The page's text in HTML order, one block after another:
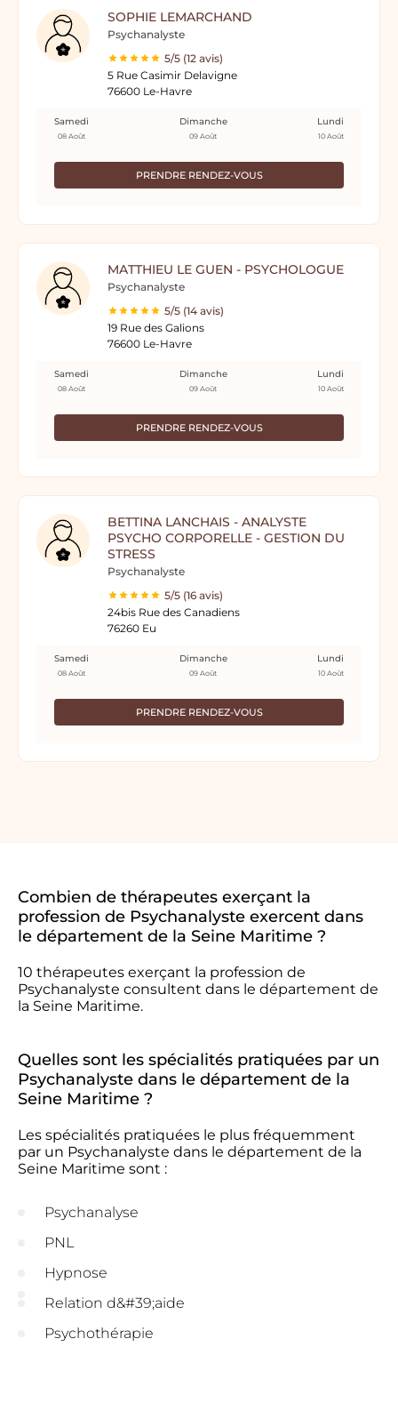
SOPHIE LEMARCHAND
Psychanalyste
5/5 (12 avis)
5 Rue Casimir Delavigne
76600 Le-Havre
PRENDRE RENDEZ-VOUS
Samedi
08 Août
Dimanche
09 Août
Lundi
10 Août
MATTHIEU LE GUEN - PSYCHOLOGUE
Psychanalyste
5/5 (14 avis)
19 Rue des Galions
76600 Le-Havre
PRENDRE RENDEZ-VOUS
Samedi
08 Août
Dimanche
09 Août
Lundi
10 Août
BETTINA LANCHAIS - ANALYSTE
PSYCHO CORPORELLE - GESTION DU
STRESS
Psychanalyste
5/5 (16 avis)
24bis Rue des Canadiens
76260 Eu
PRENDRE RENDEZ-VOUS
Samedi
08 Août
Dimanche
09 Août
Lundi
10 Août
Combien de thérapeutes exerçant la
profession de Psychanalyste exercent dans
le département de la Seine Maritime ?
10 thérapeutes exerçant la profession de
Psychanalyste consultent dans le département de
la Seine Maritime.
Quelles sont les spécialités pratiquées par un
Psychanalyste dans le département de la
Seine Maritime ?
Les spécialités pratiquées le plus fréquemment
par un Psychanalyste dans le département de la
Seine Maritime sont :
Psychanalyse
PNL
Hypnose
Relation d&#39;aide
Psychothérapie